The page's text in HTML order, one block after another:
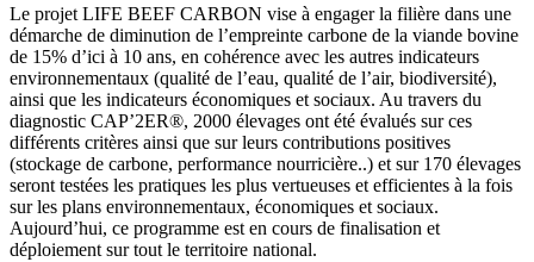
Le projet LIFE BEEF CARBON vise à engager la filière dans une
démarche de diminution de l’empreinte carbone de la viande bovine
de 15% d’ici à 10 ans, en cohérence avec les autres indicateurs
environnementaux (qualité de l’eau, qualité de l’air, biodiversité),
ainsi que les indicateurs économiques et sociaux. Au travers du
diagnostic CAP’2ER®, 2000 élevages ont été évalués sur ces
différents critères ainsi que sur leurs contributions positives
(stockage de carbone, performance nourricière..) et sur 170 élevages
seront testées les pratiques les plus vertueuses et efficientes à la fois
sur les plans environnementaux, économiques et sociaux.
Aujourd’hui, ce programme est en cours de finalisation et
déploiement sur tout le territoire national.